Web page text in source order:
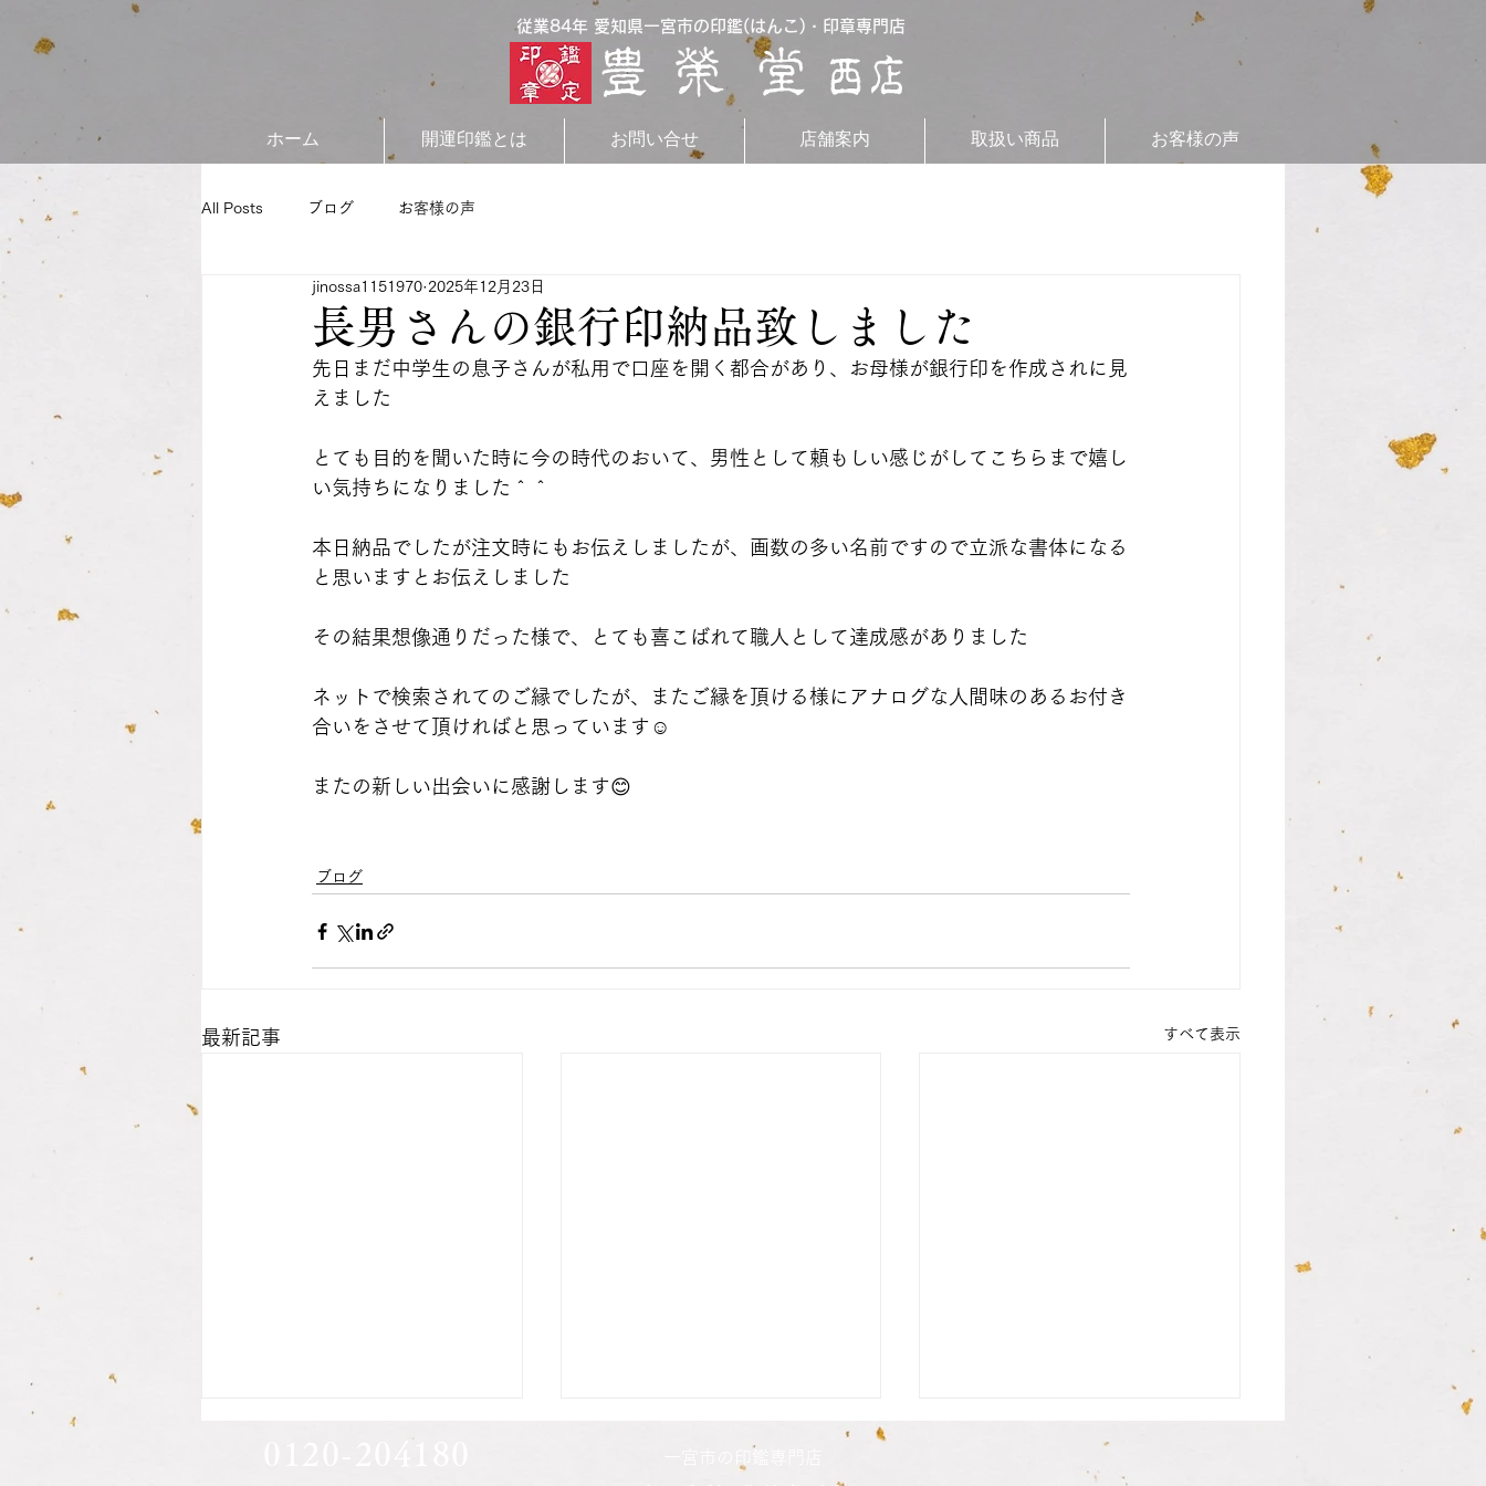
従業84年 愛知県一宮市の印鑑(はんこ)・印章専門店
ホーム 開運印鑑とは お問い合せ 店舗案内 取扱い商品 お客様の声
All Posts ブログ お客様の声
長男さんの銀行印納品致しました
jinossa1151970 2025年12月23日
先日まだ中学生の息子さんが私用で口座を開く都合があり、お母様が銀行印を作成されに見
えました
とても目的を聞いた時に今の時代のおいて、男性として頼もしい感じがしてこちらまで嬉し
い気持ちになりました＾＾
本日納品でしたが注文時にもお伝えしましたが、画数の多い名前ですので立派な書体になる
と思いますとお伝えしました
その結果想像通りだった様で、とても喜こばれて職人として達成感がありました
ネットで検索されてのご縁でしたが、またご縁を頂ける様にアナログな人間味のあるお付き
合いをさせて頂ければと思っています☺️
またの新しい出会いに感謝します😊
ブログ
最新記事 すべて表示
二人の娘さんの印鑑納品致し
姉妹の方の印鑑納品致しまし